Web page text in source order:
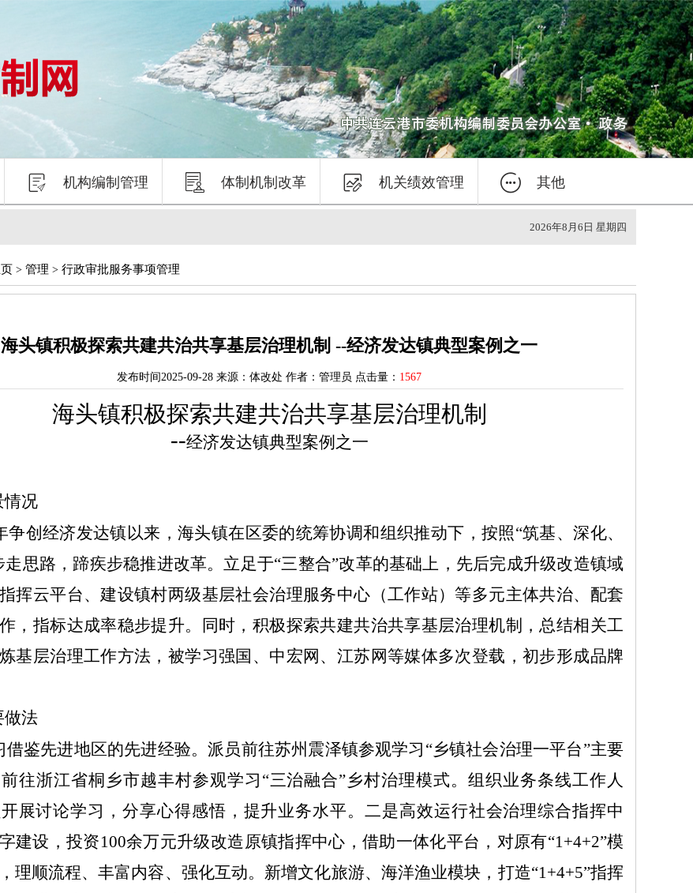
 机构编制管理  体制机制改革  机关绩效管理  其他
2026年8月6日 星期四
> 管理 > 行政审批服务事项管理
海头镇积极探索共建共治共享基层治理机制 --经济发达镇典型案例之一
发布时间2025-09-28 来源：体改处 作者：管理员 点击量： 1567
海头镇积极探索共建共治共享基层治理机制
--经济发达镇典型案例 之一
情况
争创经济发达镇以来，海头镇在区委的统筹协调和组织推动下，按照“筑基、深化、
走思路，蹄疾步稳推进改革。立足于“三整合”改革的基础上， 先后完成升级改造镇域
挥云平台、建设镇村两级基层社会治理服务中心（工作站）等多元主体共治、配套
，指标达成率稳步提升。同时，积极探索共建共治共享基层治理机制，总结相关工
基层治理工作方法，被学习强国、中宏网、江苏网等媒体多次登载，初步形成品牌
做法
借鉴先进地区的先进经验。派员前往苏州震泽镇参观学习 “乡镇社会治理一平台”主要
前往浙江省桐乡市越丰村参观学习“三治融合”乡村治理模式。组织业务条线工作人
展讨论学习，分享心得感悟，提升业务水平。二是高效运行社会治理综合指挥中
建设，投资100余万元升级改造原镇指挥中心，借助一体化平台，对原有“1+4+2”模
理顺流程、丰富内容、强化互动。新增文化旅游、海洋渔业模块，打造“1+4+5”指挥